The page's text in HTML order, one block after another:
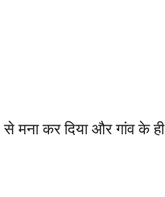
मना कर दिया और गांव के ही